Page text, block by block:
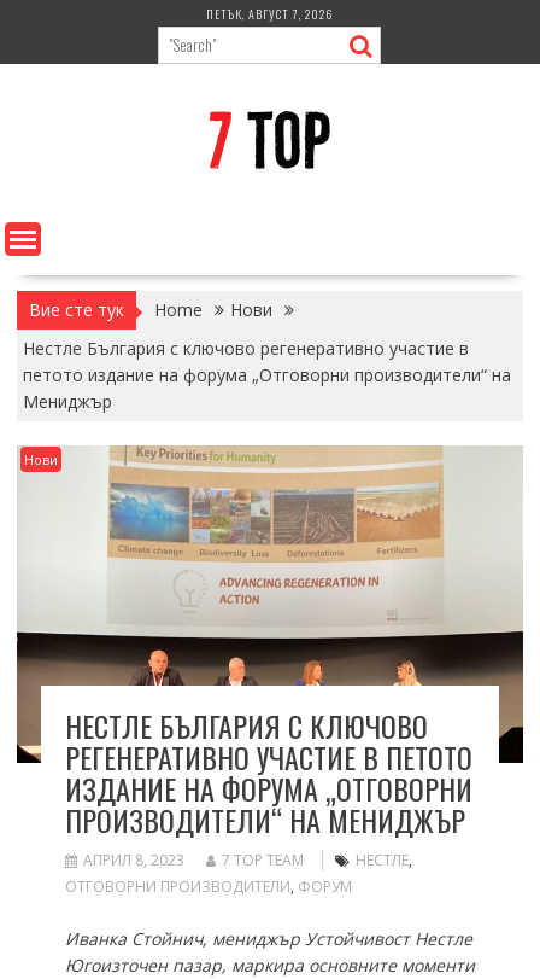
content
ПЕТЪК, АВГУСТ 7, 2026
Вие сте тук Home
Нови
Нестле България с ключово регенеративно участие в
петото издание на форумa „Отговорни производители“ на
Мениджър
Нови
НЕСТЛЕ БЪЛГАРИЯ С КЛЮЧОВО
РЕГЕНЕРАТИВНО УЧАСТИЕ В ПЕТОТО
ИЗДАНИЕ НА ФОРУМA „ОТГОВОРНИ
ПРОИЗВОДИТЕЛИ“ НА МЕНИДЖЪР
АПРИЛ 8, 2023 7 TOP TEAM НЕСТЛЕ,
ОТГОВОРНИ ПРОИЗВОДИТЕЛИ, ФОРУМ
Иванка Стойнич, мениджър Устойчивост Нестле
Югоизточен пазар, маркира основните моменти